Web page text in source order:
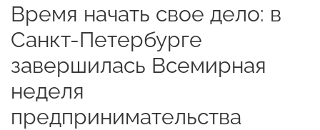
Время начать свое дело: в
Санкт-Петербурге
завершилась Всемирная
неделя
предпринимательства